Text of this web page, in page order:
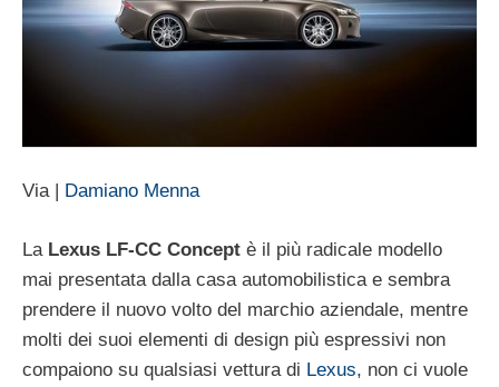
Via | Damiano Menna
La Lexus LF-CC Concept è il più radicale modello
mai presentata dalla casa automobilistica e sembra
prendere il nuovo volto del marchio aziendale, mentre
molti dei suoi elementi di design più espressivi non
compaiono su qualsiasi vettura di Lexus, non ci vuole